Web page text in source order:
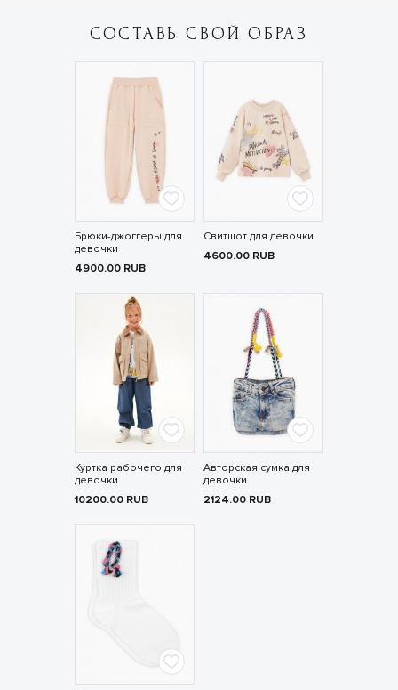
СОСТАВЬ СВОЙ ОБРАЗ
Брюки-джоггеры для
девочки
4900.00 RUB
Свитшот для девочки
4600.00 RUB
Куртка рабочего для
девочки
10200.00 RUB
Авторская сумка для
девочки
2124.00 RUB